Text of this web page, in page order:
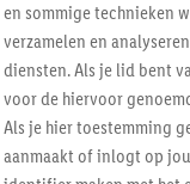
en sommige technieken
verzamelen en
diensten. Als je lid bent
voor de hiervoor
Als je hier toestemming
aanmaakt of inlogt op